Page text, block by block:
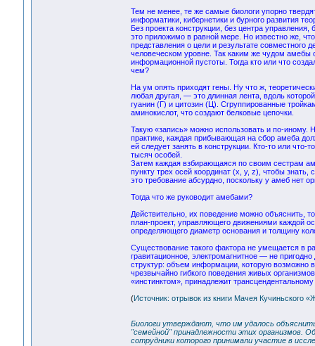
Тем не менее, те же самые биологи упорно
информатики, кибернетики и бурного развития
Без проекта конструкции, без центра
это приложимо в равной мере. Но известно же,
представления о цели и результате совместного
человеческом уровне. Так каким же чудом амебы
информационной пустоты. Тогда кто или что
чем?
На ум опять приходят гены. Ну что ж,
любая другая, — это длинная лента, вдоль
гуанин (Г) и цитозин (Ц). Сгруппированные
аминокислот, что создают белковые цепочки.
Такую «запись» можно использовать и по-иному.
практике, каждая прибывающая на сбор амеба
ей следует занять в конструкции. Кто-то или
тысяч особей.
Затем каждая взбирающаяся по своим сестрам
пункту трех осей координат (х, у, z), чтобы
это требование абсурдно, поскольку у амеб
Тогда что же руководит амебами?
Действительно, их поведение можно объяснить,
план-проект, управляющего движениями каждой
определяющего диаметр основания и толщину
Существование такого фактора не умещается в
гравитационное, электромагнитное — не
структур: объем информации, которую возможно
чрезвычайно гибкого поведения живых
«инстинктом», принадлежит трансцендентальному
(Источник: отрывок из книги Мачея
Биологи утверждают, что им удалось
"семейной" принадлежности этих организмов.
сотрудники которого принимали участие в